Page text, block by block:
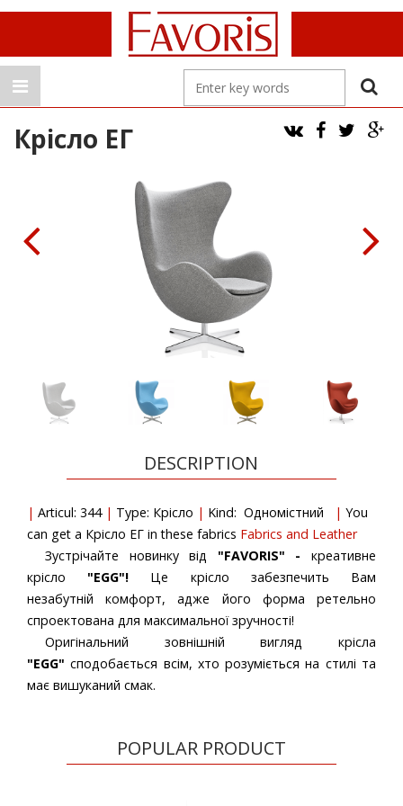
Крісло ЕГ
DESCRIPTION
Articul: 344 Type: Крісло Kind: Одномістний
You
can get a Крісло ЕГ in these fabrics Fabrics and Leather
Зустрічайте новинку від "FAVORIS" -креативне
крісло "EGG"! Це крісло забезпечить Вам
незабутній комфорт, адже його форма ретельно
спроектована для максимальної зручності!
Оригінальний зовнішній вигляд крісла
"EGG"сподобається всім, хто розуміється на стилі та
має вишуканий смак.
POPULAR PRODUCT